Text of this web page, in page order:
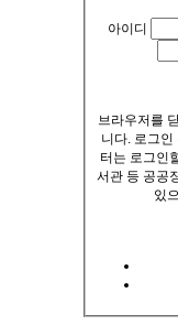
아이디
브라우저를
니다. 로그인
터는 로그인
서관 등 공공
있